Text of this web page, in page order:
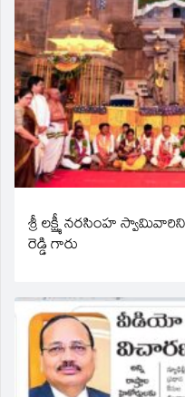
శ్రీ లక్ష్మీ నరసింహ
రెడ్డి గారు